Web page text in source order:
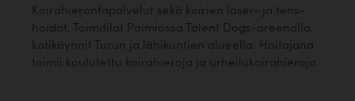
Koirahierontapalvelut sekä koirien laser- ja tens-
hoidot. Toimitilat Paimiossa Talent Dogs-areenalla,
kotikäynnit Turun ja lähikuntien alueella. Hoitajana
toimii koulutettu koirahieroja ja urheilukoirahieroja.